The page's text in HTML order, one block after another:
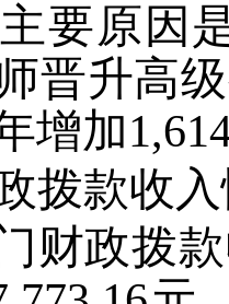
要原因
晋升高
增加
拨款收
财政拨